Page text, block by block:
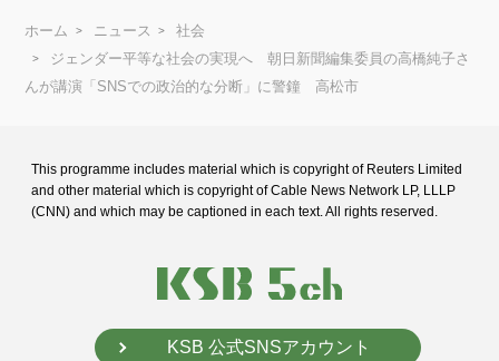
ホーム ニュース
社会
ジェンダー平等な社会の実現へ 朝日新聞編集委員の高橋純子さ
んが講演「SNSでの政治的な分断」に警鐘 高松市
This programme includes material which is copyright of Reuters Limited
and other material which is copyright of Cable News Network LP, LLLP
(CNN) and which may be captioned in each text. All rights reserved.
KSB 公式SNSアカウント